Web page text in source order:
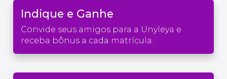
Indique e Ganhe
Convide seus amigos para a Unyleya e
receba bônus a cada matrícula.